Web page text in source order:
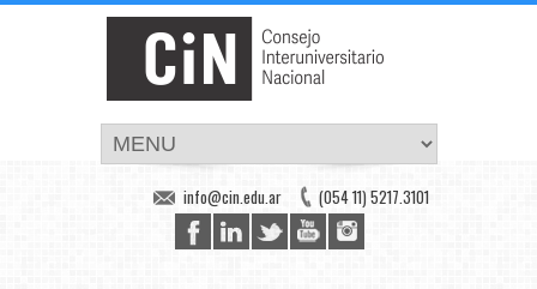
(054 11) 5217.3101
info@cin.edu.ar